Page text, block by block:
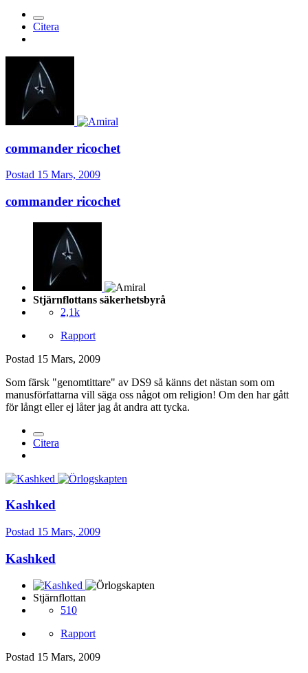
Citera
commander ricochet
Postad 15 Mars, 2009
commander ricochet
Stjärnflottans säkerhetsbyrå
2,1k
Rapport
Postad 15 Mars, 2009
Som färsk "genomtittare" av DS9 så känns det nästan som om
manusförfattarna vill säga oss något om religion! Om den har gått
för långt eller ej låter jag åt andra att tycka.
Citera
Kashked
Postad 15 Mars, 2009
Kashked
Stjärnflottan
510
Rapport
Postad 15 Mars, 2009